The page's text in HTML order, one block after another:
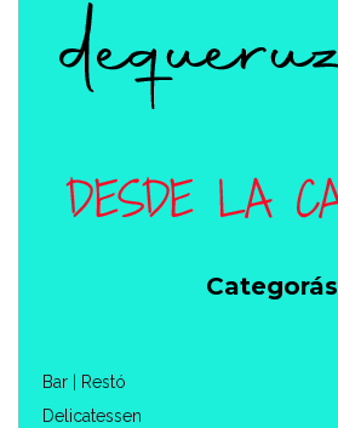
Categorás
Bar | Restó
Delicatessen